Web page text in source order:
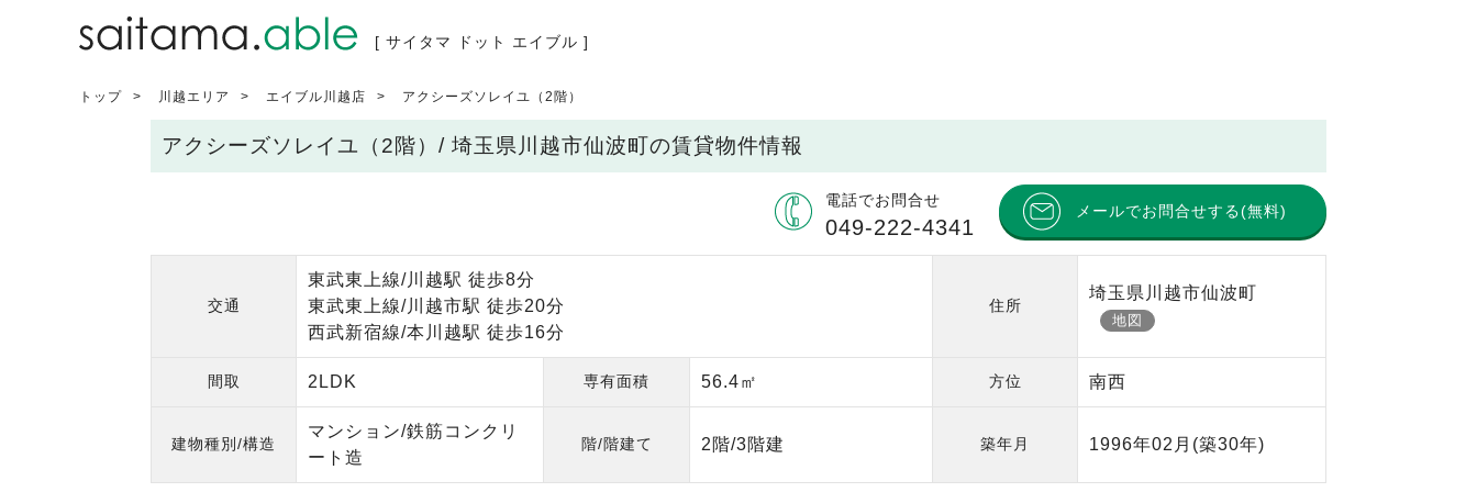
[ サイタマ ドット エイブル ]
トップ 川越エリア エイブル川越店 アクシーズソレイユ（2階）
アクシーズソレイユ（2階）/ 埼玉県川越市仙波町の賃貸物件情報
電話でお問合せ
049-222-4341
メールでお問合せする(無料)
交通
東武東上線/川越駅 徒歩8分
東武東上線/川越市駅 徒歩20分
西武新宿線/本川越駅 徒歩16分
住所
埼玉県川越市仙波町
地図
間取 2LDK 専有面積 56.4㎡ 方位 南西
建物種別/構造
マンション/鉄筋コンクリ
ート造
階/階建て 2階/3階建 築年月 1996年02月 (築30年)